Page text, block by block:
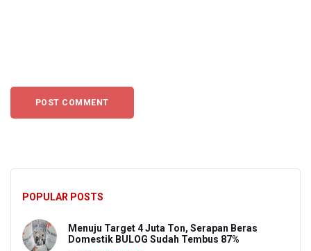
POPULAR POSTS
Menuju Target 4 Juta Ton, Serapan Beras
Domestik BULOG Sudah Tembus 87%